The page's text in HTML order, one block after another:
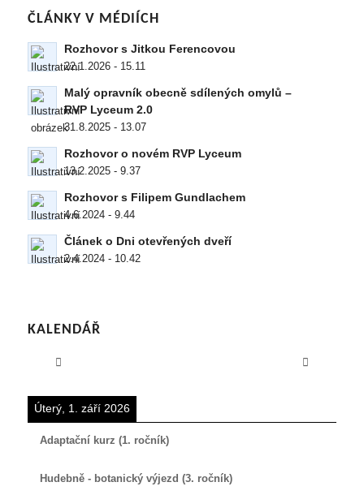
ČLÁNKY V MÉDIÍCH
Rozhovor s Jitkou Ferencovou
22.1.2026 - 15.11
Malý opravník obecně sdílených omylů –
RVP Lyceum 2.0
31.8.2025 - 13.07
Rozhovor o novém RVP Lyceum
13.2.2025 - 9.37
Rozhovor s Filipem Gundlachem
4.6.2024 - 9.44
Článek o Dni otevřených dveří
2.4.2024 - 10.42
KALENDÁŘ
Úterý, 1. září 2026
Adaptační kurz (1. ročník)
Hudebně - botanický výjezd (3. ročník)